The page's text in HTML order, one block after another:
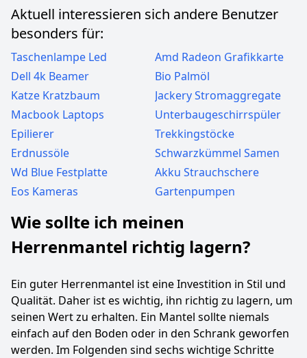
Aktuell interessieren sich andere Benutzer
besonders für:
Taschenlampe Led
Amd Radeon Grafikkarte
Dell 4k Beamer
Bio Palmöl
Katze Kratzbaum
Jackery Stromaggregate
Macbook Laptops
Unterbaugeschirrspüler
Epilierer
Trekkingstöcke
Erdnussöle
Schwarzkümmel Samen
Wd Blue Festplatte
Akku Strauchschere
Eos Kameras
Gartenpumpen
Wie sollte ich meinen
Herrenmantel richtig lagern?
Ein guter Herrenmantel ist eine Investition in Stil und
Qualität. Daher ist es wichtig, ihn richtig zu lagern, um
seinen Wert zu erhalten. Ein Mantel sollte niemals
einfach auf den Boden oder in den Schrank geworfen
werden. Im Folgenden sind sechs wichtige Schritte